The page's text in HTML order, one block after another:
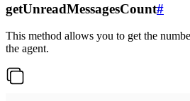
getUnreadMessagesCount#
This method allows you to get the
the agent.